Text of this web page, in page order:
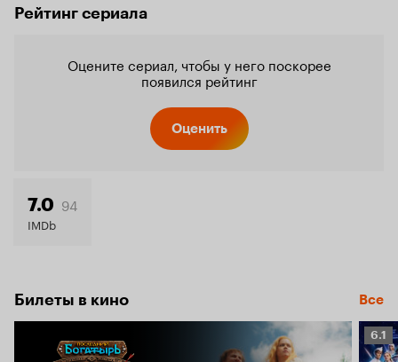
Рейтинг сериала
Оцените сериал, чтобы у него поскорее
появился рейтинг
Оценить
7.0 94
IMDb
Билеты в кино Все
6.1